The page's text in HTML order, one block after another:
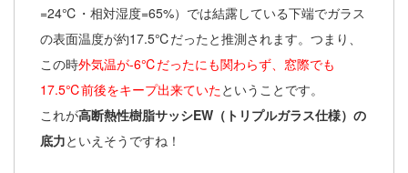
=24℃・相対湿度=65%）では結露している下端でガラス
の表面温度が約17.5℃だったと推測されます。つまり、
この時外気温が-6℃だったにも関わらず、窓際でも
17.5℃前後をキープ出来ていたということです。
これが高断熱性樹脂サッシEW（トリプルガラス仕様）の
底力といえそうですね！